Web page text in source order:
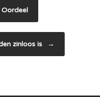
Oordeel
zinloos is →